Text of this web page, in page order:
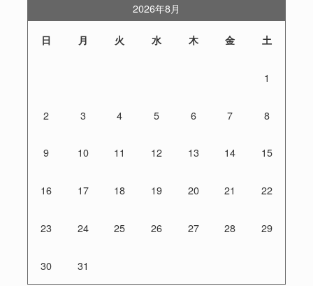
2026年8月
日 月 火 水 木 金 土
1
2 3 4 5 6 7 8
9 10 11 12 13 14 15
16 17 18 19 20 21 22
23 24 25 26 27 28 29
30 31